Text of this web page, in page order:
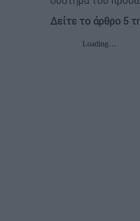
Δείτε το άρθρο 5